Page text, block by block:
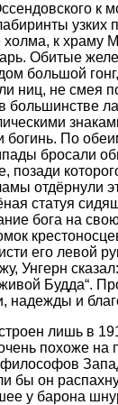
к храму
Обитые
большой
ниц, не смея
По
бросали
позади
отдёрнули
статуя
бога на
его левой
Унгерн
Будда“.
надежды и
лишь в
похоже на
бы он
у барона